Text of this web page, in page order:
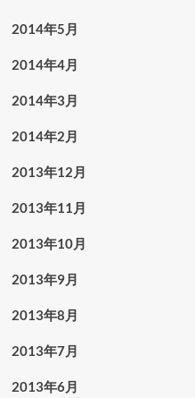
2014年5月
2014年4月
2014年3月
2014年2月
2013年12月
2013年11月
2013年10月
2013年9月
2013年8月
2013年7月
2013年6月